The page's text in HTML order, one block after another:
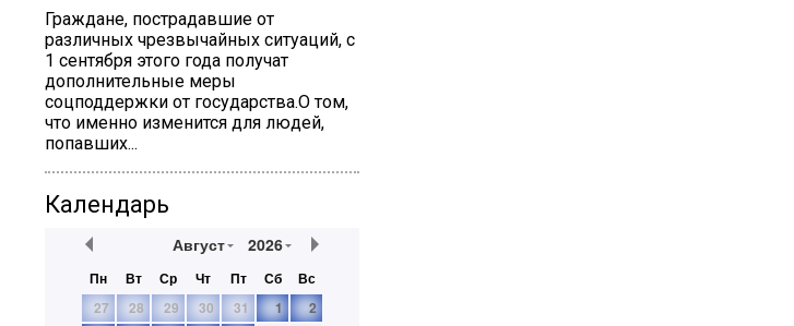
Граждане, пострадавшие от
различных чрезвычайных ситуаций, с
1 сентября этого года получат
дополнительные меры
соцподдержки от государства.О том,
что именно изменится для людей,
попавших...
Календарь
Август 2026
Пн Вт Ср Чт Пт Сб
Вс
27
28 29 30 31 1
2